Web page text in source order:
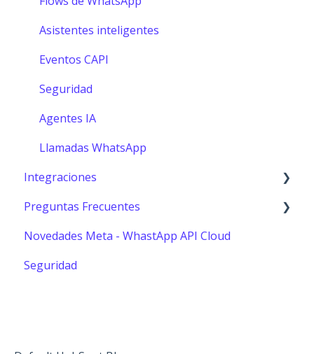
Asistentes inteligentes
Eventos CAPI
Seguridad
Agentes IA
Llamadas WhatsApp
Integraciones
Shopify
Hubspot
Catalogo de WhatsApp
Preguntas Frecuentes
Usuarios
Reportes
Novedades Meta - WhastApp API Cloud
Seguridad